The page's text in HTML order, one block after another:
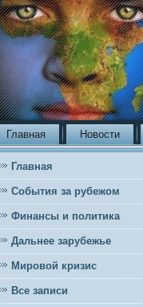
Главная Новости
Главная
События за рубежом
Финансы и политика
Дальнее зарубежье
Мировой кризис
Все записи